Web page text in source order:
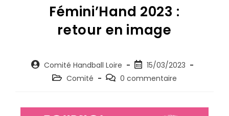
Fémini’Hand 2023 :
retour en image
Comité Handball Loire
15/03/2023
Comité
0 commentaire